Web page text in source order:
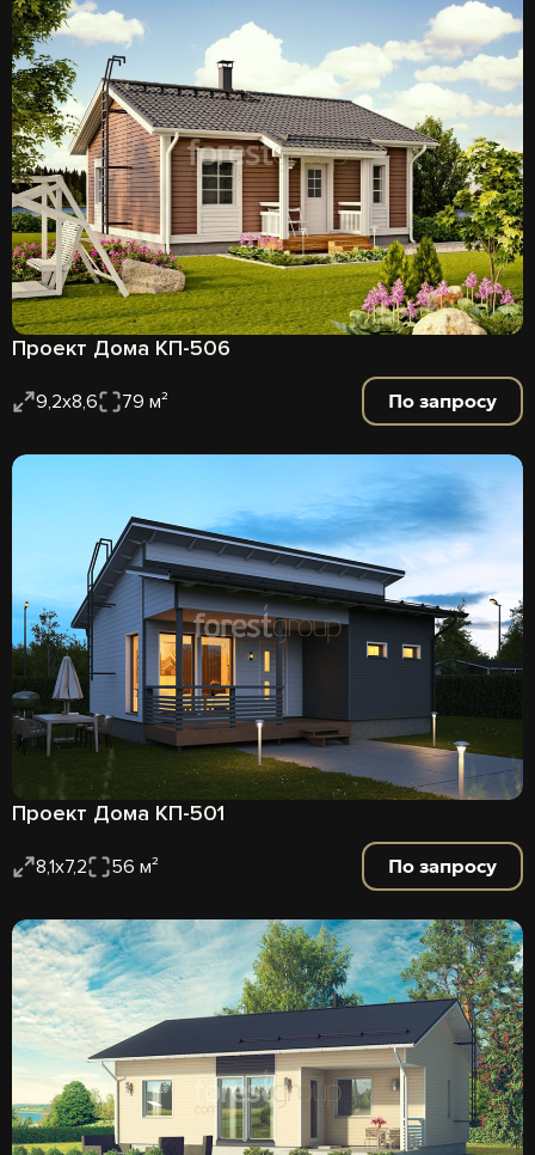
Проект Дома КП-506
9,2х8,6 79 м² По запросу
Проект Дома КП-501
8,1х7,2 56 м² По запросу